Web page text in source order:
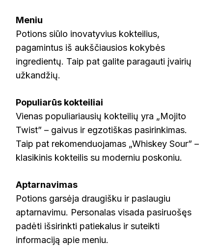
Meniu
Potions siūlo inovatyvius kokteilius,
pagamintus iš aukščiausios kokybės
ingredientų. Taip pat galite paragauti įvairių
užkandžių.
Populiarūs kokteiliai
Vienas populiariausių kokteilių yra „Mojito
Twist” – gaivus ir egzotiškas pasirinkimas.
Taip pat rekomenduojamas „Whiskey Sour” –
klasikinis kokteilis su moderniu poskoniu.
Aptarnavimas
Potions garsėja draugišku ir paslaugiu
aptarnavimu. Personalas visada pasiruošęs
padėti išsirinkti patiekalus ir suteikti
informaciją apie meniu.